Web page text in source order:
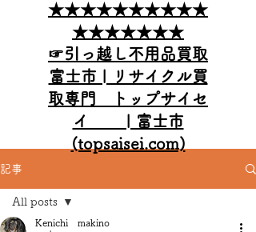
★★★★★★★★★★
★★★★★★★
☞引っ越し不用品買取
富士市 | リサイクル買
取専門 トップサイセ
イ | 富士市
(topsaisei.com)
記事
All posts
Kenichi makino